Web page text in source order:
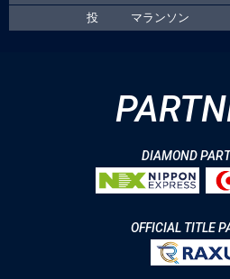
DIAMOND
OFFICIAL TITLE